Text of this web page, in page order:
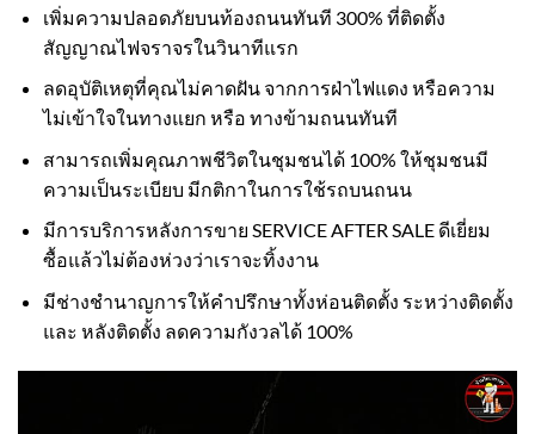
เพิ่มความปลอดภัยบนท้องถนนทันที 300% ที่ติดตั้ง
สัญญาณไฟจราจรในวินาทีแรก
ลดอุบัติเหตุที่คุณไม่คาดฝัน จากการฝ่าไฟแดง หรือความ
ไม่เข้าใจในทางแยก หรือ ทางข้ามถนนทันที
สามารถเพิ่มคุณภาพชีวิตในชุมชนได้ 100% ให้ชุมชนมี
ความเป็นระเบียบ มีกติกาในการใช้รถบนถนน
มีการบริการหลังการขาย SERVICE AFTER SALE ดีเยี่ยม
ซื้อแล้วไม่ต้องห่วงว่าเราจะทิ้งงาน
มีช่างชำนาญการให้คำปรึกษาทั้งห่อนติดตั้ง ระหว่างติดตั้ง
และ หลังติดตั้ง ลดความกังวลได้ 100%